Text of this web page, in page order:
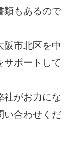
類もあるので
阪市北区を中
サポートして
社がお力にな
い合わせくだ